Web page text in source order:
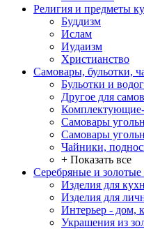
Религия и предметы
Буддизм
Ислам
Иудаизм
Христианство
Самовары, бульотки,
Бульотки и
Другое для
Самовары
Самовары
Чайники,
+ Показать все
Серебряные и золотые
Изделия для
Изделия для
Интерьер - дом,
Украшения из